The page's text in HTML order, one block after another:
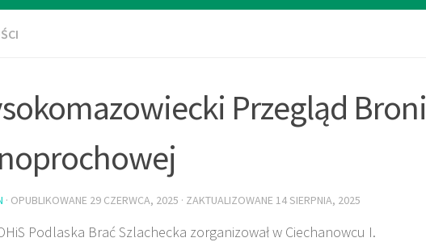
Przegląd Broni
· OPUBLIKOWANE 29 CZERWCA, 2025 · ZAKTUALIZOWANE 14 SIERPNIA, 2025
Podlaska Brać Szlachecka zorganizował w Ciechanowcu I.